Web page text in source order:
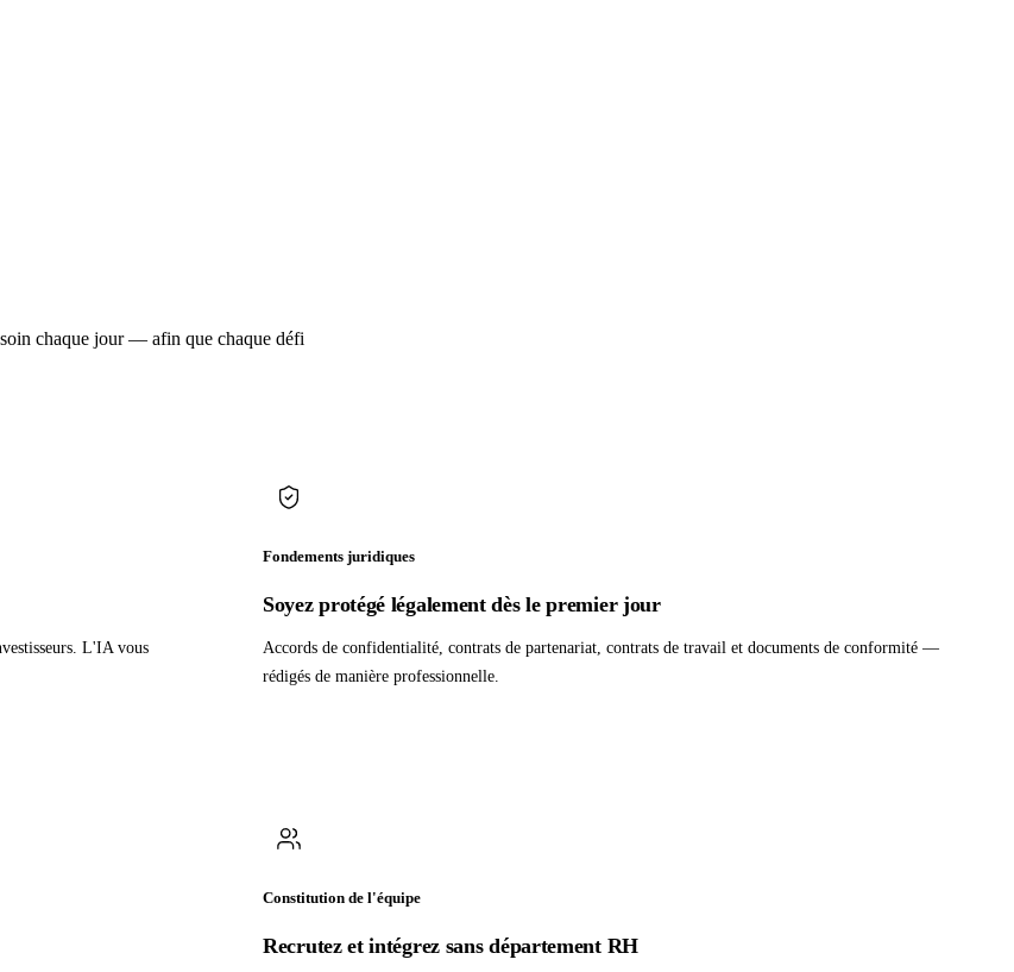
chaque jour — afin que chaque défi
L'IA vous
Fondements juridiques
Soyez protégé légalement dès le premier jour
Accords de confidentialité, contrats de partenariat, contrats de travail et documents de conformité —
rédigés de manière professionnelle.
Constitution de l'équipe
Recrutez et intégrez sans département RH